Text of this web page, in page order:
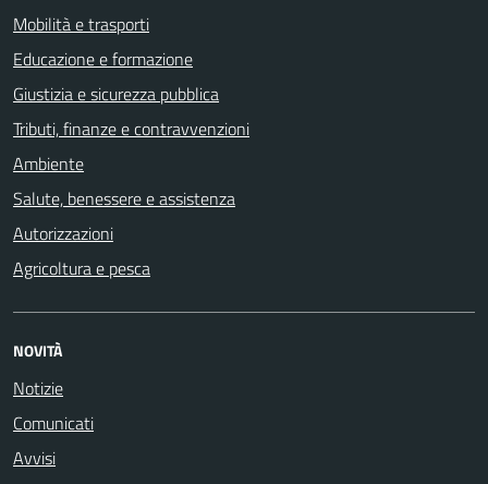
Mobilità e trasporti
Educazione e formazione
Giustizia e sicurezza pubblica
Tributi, finanze e contravvenzioni
Ambiente
Salute, benessere e assistenza
Autorizzazioni
Agricoltura e pesca
NOVITÀ
Notizie
Comunicati
Avvisi